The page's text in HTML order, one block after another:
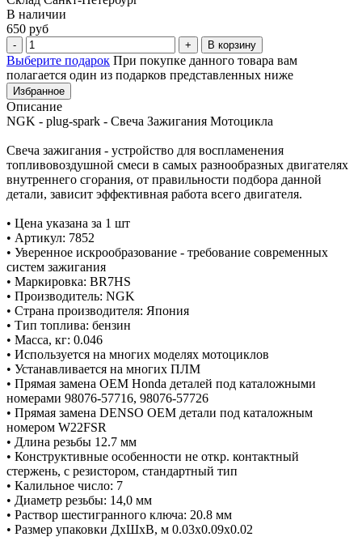
В наличии
650 руб
В корзину
Выберите подарок При покупке данного товара вам
полагается один из подарков представленных ниже
Избранное
Описание
NGK - plug-spark - Свеча Зажигания Мотоцикла
Свеча зажигания - устройство для воспламенения
топливовоздушной смеси в самых разнообразных двигателях
внутреннего сгорания, от правильности подбора данной
детали, зависит эффективная работа всего двигателя.
• Цена указана за 1 шт
• Артикул: 7852
• Уверенное искрообразование - требование современных
систем зажигания
• Маркировка: BR7HS
• Производитель: NGK
• Страна производителя: Япония
• Тип топлива: бензин
• Масса, кг: 0.046
• Используется на многих моделях мотоциклов
• Устанавливается на многих ПЛМ
• Прямая замена OEM Honda деталей под каталожными
номерами 98076-57716, 98076-57726
• Прямая замена DENSO OEM детали под каталожным
номером W22FSR
• Длина резьбы 12.7 мм
• Конструктивные особенности не откр. контактный
стержень, с резистором, стандартный тип
• Калильное число: 7
• Диаметр резьбы: 14,0 мм
• Раствор шестигранного ключа: 20.8 мм
• Размер упаковки ДхШхВ, м 0.03x0.09x0.02